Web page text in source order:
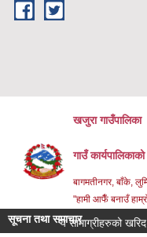
Skip to main content
खजुरा गाउँपालिका
गाउँ
बागमतीनगर, बाँके,
"हामी आफैँ बनाउँ
सूचना तथा समाचार
औषधिजन्य सामाग्रीहरुको खरिद